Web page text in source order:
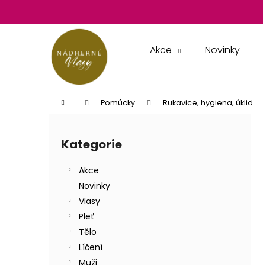
obsah
Akce Novinky
Domů Pomůcky Rukavice, hygiena, úklid
Přeskočit
kategorie
Kategorie
Akce
Novinky
Vlasy
Pleť
Tělo
Líčení
Muži
o
obchodu
obchodu